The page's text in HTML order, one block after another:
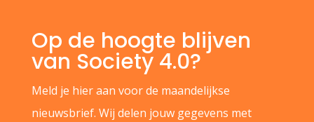
Op de hoogte blijven
van Society 4.0?
Meld je hier aan voor de maandelijkse
nieuwsbrief. Wij delen jouw gegevens met